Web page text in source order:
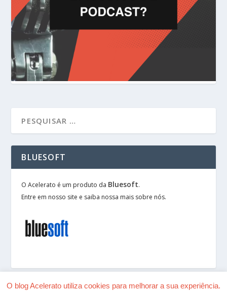
BLUESOFT
O Acelerato é um produto da Bluesoft.
Entre em nosso site e saiba nossa mais sobre nós.
O blog Acelerato utiliza cookies para melhorar a sua experiência.